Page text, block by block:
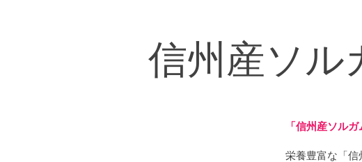
信州産ソル
「信州産ソル
栄養豊富な「信